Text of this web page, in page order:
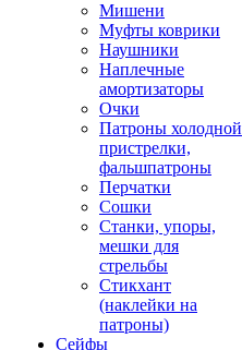
Мишени
Муфты коврики
Наушники
Наплечные
амортизаторы
Очки
Патроны холодной
пристрелки,
фальшпатроны
Перчатки
Сошки
Станки, упоры,
мешки для
стрельбы
Стикхант
(наклейки на
патроны)
Сейфы